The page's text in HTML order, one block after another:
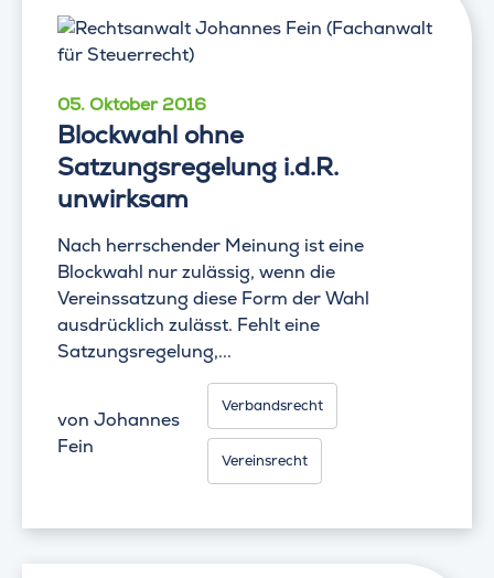
05. Oktober 2016
Blockwahl ohne
Satzungsregelung i.d.R.
unwirksam
Nach herrschender Meinung ist eine
Blockwahl nur zulässig, wenn die
Vereinssatzung diese Form der Wahl
ausdrücklich zulässt. Fehlt eine
Satzungsregelung,...
von Johannes
Fein
Verbandsrecht
Vereinsrecht